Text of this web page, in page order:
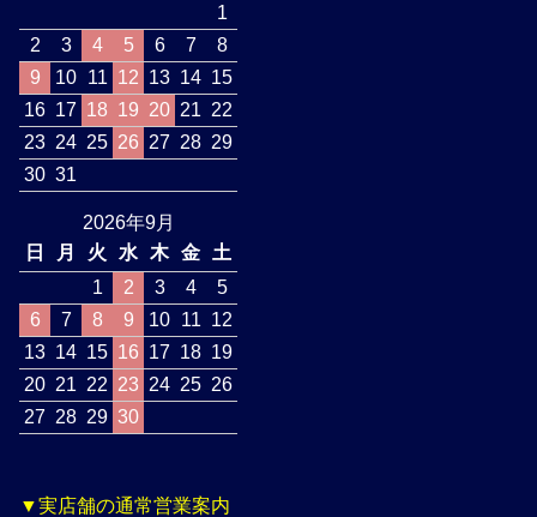
1
2
3 4 5 6 7
8
9
10 11 12 13 14 15
16 17 18 19 20 21 22
23 24 25 26 27 28 29
30 31
2026年9月
日
月 火 水 木 金
土
1
2 3 4
5
6
7 8 9 10 11 12
13 14 15 16 17 18 19
20 21 22 23 24 25 26
27 28 29 30
▼実店舗の通常営業案内